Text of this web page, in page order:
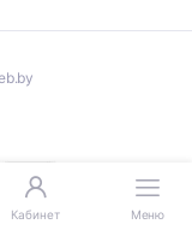
Кабинет Меню